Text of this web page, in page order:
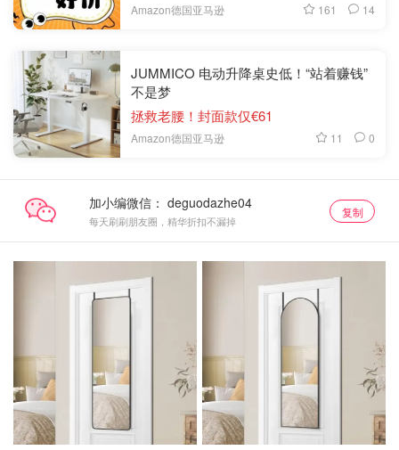
Amazon德国亚马逊 161 14
JUMMICO 电动升降桌史低！“站着赚钱”
不是梦
拯救老腰！封面款仅€61
Amazon德国亚马逊 11 0
加小编微信：
每天刷刷朋友圈，精华折扣不漏掉
复制